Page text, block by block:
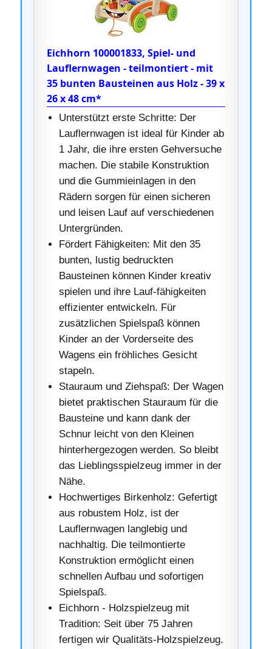
Eichhorn 100001833, Spiel- und
Lauflernwagen - teilmontiert - mit
35 bunten Bausteinen aus Holz - 39 x
26 x 48 cm*
Unterstützt erste Schritte: Der
Lauflernwagen ist ideal für Kinder ab
1 Jahr, die ihre ersten Gehversuche
machen. Die stabile Konstruktion
und die Gummieinlagen in den
Rädern sorgen für einen sicheren
und leisen Lauf auf verschiedenen
Untergründen.
Fördert Fähigkeiten: Mit den 35
bunten, lustig bedruckten
Bausteinen können Kinder kreativ
spielen und ihre Lauf-fähigkeiten
effizienter entwickeln. Für
zusätzlichen Spielspaß können
Kinder an der Vorderseite des
Wagens ein fröhliches Gesicht
stapeln.
Stauraum und Ziehspaß: Der Wagen
bietet praktischen Stauraum für die
Bausteine und kann dank der
Schnur leicht von den Kleinen
hinterhergezogen werden. So bleibt
das Lieblingsspielzeug immer in der
Nähe.
Hochwertiges Birkenholz: Gefertigt
aus robustem Holz, ist der
Lauflernwagen langlebig und
nachhaltig. Die teilmontierte
Konstruktion ermöglicht einen
schnellen Aufbau und sofortigen
Spielspaß.
Eichhorn - Holzspielzeug mit
Tradition: Seit über 75 Jahren
fertigen wir Qualitäts-Holzspielzeug.